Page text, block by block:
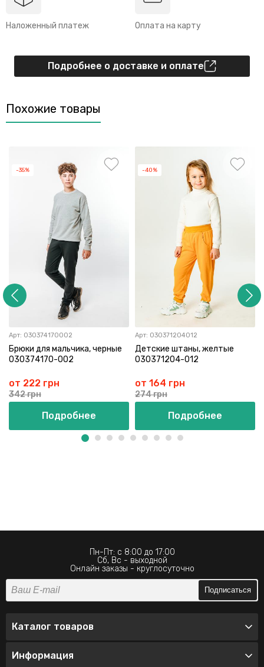
Наложенный платеж Оплата на карту
Подробнее о доставке и оплате
Похожие товары
-35%
Арт: 030374170002
Брюки для мальчика, черные
030374170-002
от 222 грн
342 грн
Подробнее
-40%
Арт: 030371204012
Детские штаны, желтые
030371204-012
от 164 грн
274 грн
Подробнее
Пн-Пт: с 8:00 до 17:00
Сб, Вс - выходной
Онлайн заказы - круглосуточно
Подписаться
Каталог товаров
Информация